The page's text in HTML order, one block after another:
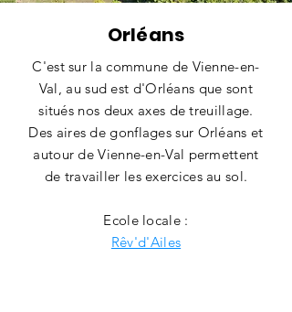
Orléans
C'est sur la commune de Vienne-en-
Val, au sud est d'Orléans que sont
situés nos deux axes de treuillage.
Des aires de gonflages sur Orléans et
autour de Vienne-en-Val permettent
de travailler les exercices au sol.
Ecole locale :
Rêv'd'Ailes